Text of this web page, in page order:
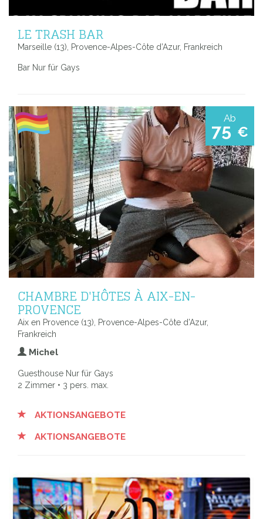
LE TRASH BAR
Marseille (13), Provence-Alpes-Côte d’Azur, Frankreich
Bar Nur für Gays
Ab
75 €
CHAMBRE D'HÔTES À AIX-EN-
PROVENCE
Aix en Provence (13), Provence-Alpes-Côte d’Azur,
Frankreich
Michel
Guesthouse Nur für Gays
2 Zimmer • 3 pers. max.
AKTIONSANGEBOTE
AKTIONSANGEBOTE